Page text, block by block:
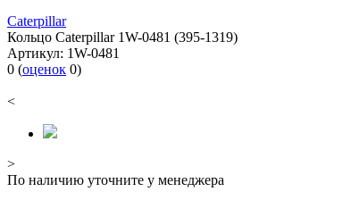
Caterpillar
Кольцо Caterpillar 1W-0481 (395-1319)
Артикул: 1W-0481
0 (оценок 0)
<
>
По наличию уточните у менеджера